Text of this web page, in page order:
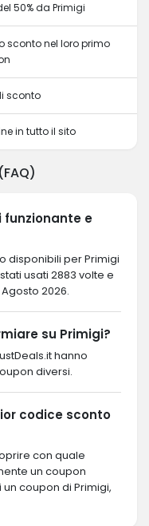
50% da Primigi
sconto nel loro primo
sconto
in tutto il sito
funzionante e
disponibili per Primigi
usati 2883 volte e
2026.
su Primigi?
hanno
diversi.
codice sconto
con quale
un coupon
coupon di Primigi,